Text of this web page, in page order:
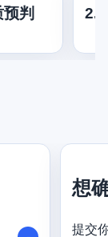
判 2.
想
提交